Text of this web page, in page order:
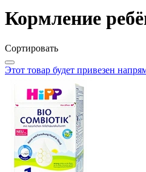
Кормление
Сортировать
Этот товар будет привезен